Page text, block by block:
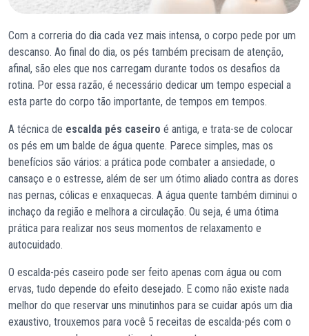
Com a correria do dia cada vez mais intensa, o corpo pede por um
descanso. Ao final do dia, os pés também precisam de atenção,
afinal, são eles que nos carregam durante todos os desafios da
rotina. Por essa razão, é necessário dedicar um tempo especial a
esta parte do corpo tão importante, de tempos em tempos.
A técnica de escalda pés caseiro é antiga, e trata-se de colocar
os pés em um balde de água quente. Parece simples, mas os
benefícios são vários: a prática pode combater a ansiedade, o
cansaço e o estresse, além de ser um ótimo aliado contra as dores
nas pernas, cólicas e enxaquecas. A água quente também diminui o
inchaço da região e melhora a circulação. Ou seja, é uma ótima
prática para realizar nos seus momentos de relaxamento e
autocuidado.
O escalda-pés caseiro pode ser feito apenas com água ou com
ervas, tudo depende do efeito desejado. E como não existe nada
melhor do que reservar uns minutinhos para se cuidar após um dia
exaustivo, trouxemos para você 5 receitas de escalda-pés com o